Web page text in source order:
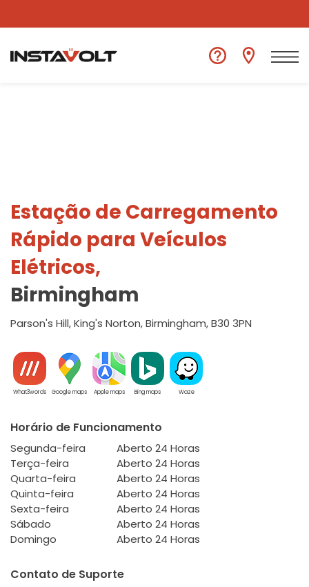
Ver outra localização
Estação de Carregamento
Rápido para Veículos
Elétricos,
Birmingham
Parson's Hill, King's Norton, Birmingham, B30 3PN
What3words Google maps Apple maps Bing maps Waze
Horário de Funcionamento
Segunda-feira
Aberto 24 Horas
Terça-feira
Aberto 24 Horas
Quarta-feira
Aberto 24 Horas
Quinta-feira
Aberto 24 Horas
Sexta-feira
Aberto 24 Horas
Sábado
Aberto 24 Horas
Domingo
Aberto 24 Horas
Contato de Suporte